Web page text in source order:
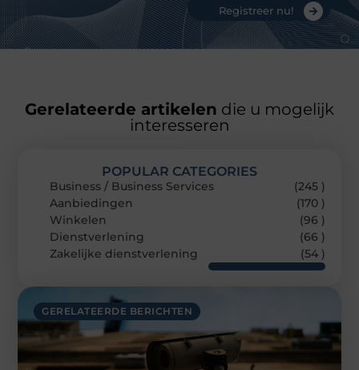
Registreer nu!
Gerelateerde artikelen die u mogelijk
interesseren
GERELATEERDE BERICHTEN
POPULAR CATEGORIES
Business / Business Services
(245 )
Aanbiedingen
(170 )
Winkelen
(96 )
Dienstverlening
(66 )
Zakelijke dienstverlening
(54 )